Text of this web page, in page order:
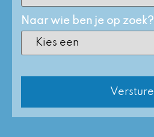
Naar wie ben je op zoek?